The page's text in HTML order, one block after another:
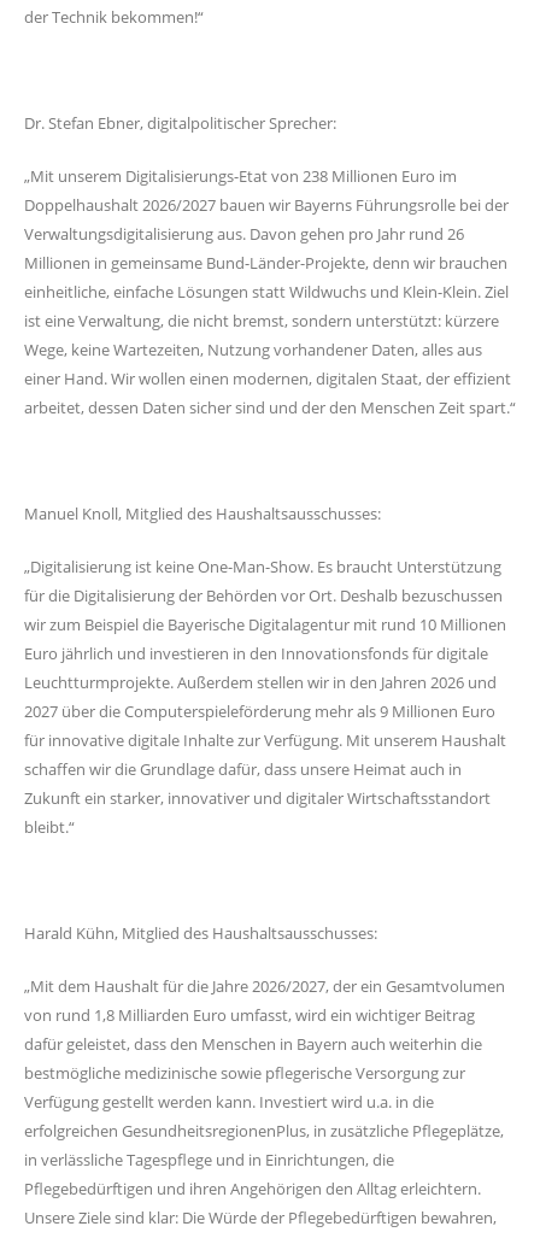
der Technik bekommen!“
Dr. Stefan Ebner, digitalpolitischer Sprecher:
Mit unserem Digitalisierungs-Etat von 238 Millionen Euro im
Doppelhaushalt 2026/2027 bauen wir Bayerns Führungsrolle bei der
Verwaltungsdigitalisierung aus. Davon gehen pro Jahr rund 26
Millionen in gemeinsame Bund-Länder-Projekte, denn wir brauchen
einheitliche, einfache Lösungen statt Wildwuchs und Klein-Klein. Ziel
ist eine Verwaltung, die nicht bremst, sondern unterstützt: kürzere
Wege, keine Wartezeiten, Nutzung vorhandener Daten, alles aus
einer Hand. Wir wollen einen modernen, digitalen Staat, der effizient
arbeitet, dessen Daten sicher sind und der den Menschen Zeit spart.“
Manuel Knoll, Mitglied des Haushaltsausschusses:
Digitalisierung ist keine One-Man-Show. Es braucht Unterstützung
für die Digitalisierung der Behörden vor Ort. Deshalb bezuschussen
wir zum Beispiel die Bayerische Digitalagentur mit rund 10 Millionen
Euro jährlich und investieren in den Innovationsfonds für digitale
Leuchtturmprojekte. Außerdem stellen wir in den Jahren 2026 und
2027 über die Computerspieleförderung mehr als 9 Millionen Euro
für innovative digitale Inhalte zur Verfügung. Mit unserem Haushalt
schaffen wir die Grundlage dafür, dass unsere Heimat auch in
Zukunft ein starker, innovativer und digitaler Wirtschaftsstandort
bleibt.“
Harald Kühn, Mitglied des Haushaltsausschusses:
Mit dem Haushalt für die Jahre 2026/2027, der ein Gesamtvolumen
von rund 1,8 Milliarden Euro umfasst, wird ein wichtiger Beitrag
dafür geleistet, dass den Menschen in Bayern auch weiterhin die
bestmögliche medizinische sowie pflegerische Versorgung zur
Verfügung gestellt werden kann. Investiert wird u.a. in die
erfolgreichen GesundheitsregionenPlus, in zusätzliche Pflegeplätze,
in verlässliche Tagespflege und in Einrichtungen, die
Pflegebedürftigen und ihren Angehörigen den Alltag erleichtern.
Unsere Ziele sind klar: Die Würde der Pflegebedürftigen bewahren,